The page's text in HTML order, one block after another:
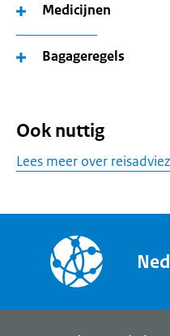
Medicijnen
Bagageregels
Ook nuttig
Lees meer over